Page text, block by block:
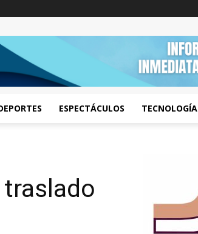
ESPECTÁCULOS TECNOLOGÍA